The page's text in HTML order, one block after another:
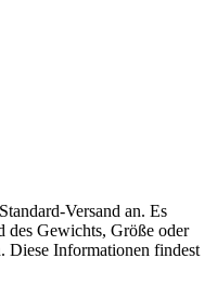
Versand an. Es
des Gewichts, Größe oder
Diese Informationen findest